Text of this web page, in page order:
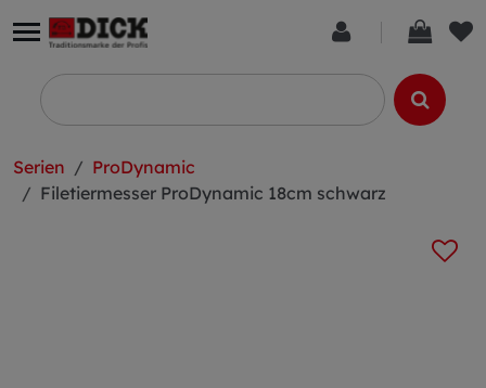
Serien
ProDynamic
Filetiermesser ProDynamic 18cm schwarz